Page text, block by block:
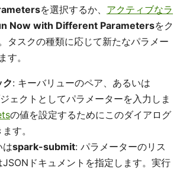
を選択するか、 アクティブなラ
Now with Different Parametersをク
タスクの種類に応じて新たなパラメー
す。
ク: キーバリューのペア、あるいは
ェクトとしてパラメーターを入力しま
の値を設定するためにこのダイアログ
す。
はspark-submit: パラメーターのリス
JSONドキュメントを指定します。実行